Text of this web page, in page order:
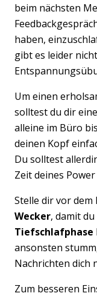
beim nächsten
haben,
gibt es leider
Um einen
solltest du dir
alleine im Büro
deinen Kopf
Du solltest
Zeit deines
Stelle dir vor dem
Wecker, damit
Tiefschlafphase
ansonsten
Nachrichten dich
Zum besseren